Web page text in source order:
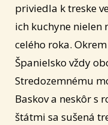
priviedla k treske
ich kuchyne nielen
celého roka.
Španielsko vždy
Stredozemnému
Baskov a neskôr s
štátmi sa sušená